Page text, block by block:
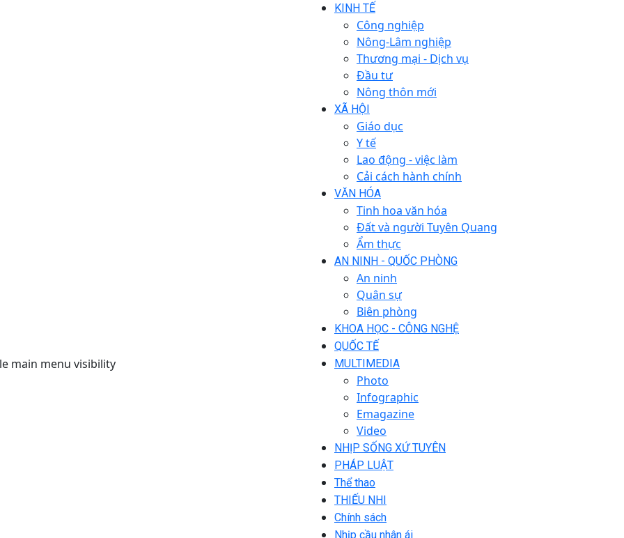
main menu visibility
KINH TẾ
Công nghiệp
Nông-Lâm nghiệp
Thương mại - Dịch vụ
Đầu tư
Nông thôn mới
XÃ HỘI
Giáo dục
Y tế
Lao động - việc làm
Cải cách hành chính
VĂN HÓA
Tinh hoa văn hóa
Đất và người Tuyên Quang
Ẩm thực
AN NINH - QUỐC PHÒNG
An ninh
Quân sự
Biên phòng
KHOA HỌC - CÔNG NGHỆ
QUỐC TẾ
MULTIMEDIA
Photo
Infographic
Emagazine
Video
NHỊP SỐNG XỨ TUYÊN
PHÁP LUẬT
Thể thao
THIẾU NHI
Chính sách
Nhịp cầu nhân ái